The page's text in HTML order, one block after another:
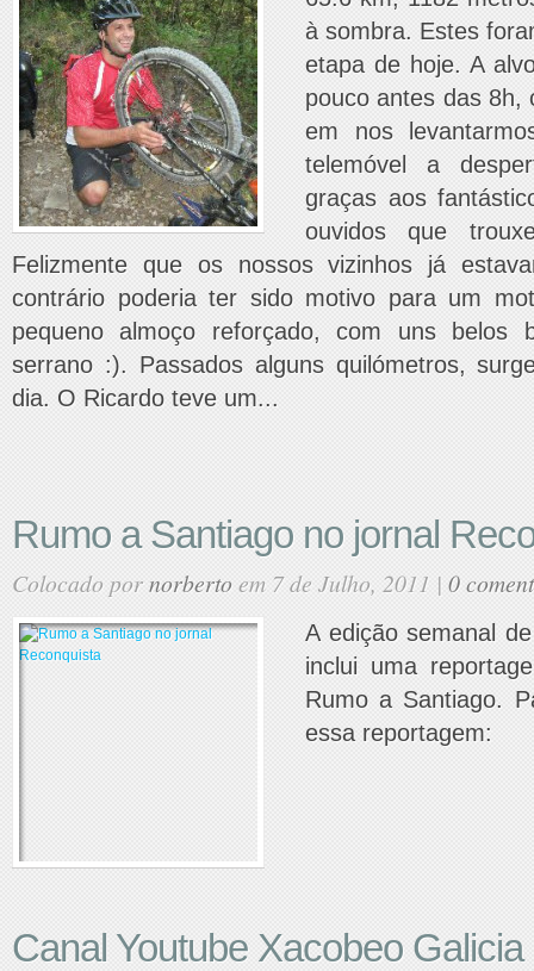
à sombra. Estes
etapa de hoje. A
pouco antes das 8h,
em nos
telemóvel a
graças aos
ouvidos que
Felizmente que os nossos vizinhos já
contrário poderia ter sido motivo para um
pequeno almoço reforçado, com uns belos
serrano :). Passados alguns quilómetros,
dia. O Ricardo teve um...
Rumo a Santiago no jornal
Colocado pornorbertoem 7 de Julho, 2011 | 0
A edição semanal
inclui uma
Rumo a Santiago.
essa reportagem:
Canal Youtube Xacobeo Galicia